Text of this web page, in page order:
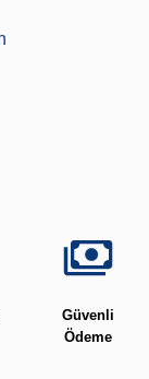
Güvenli
Ödeme